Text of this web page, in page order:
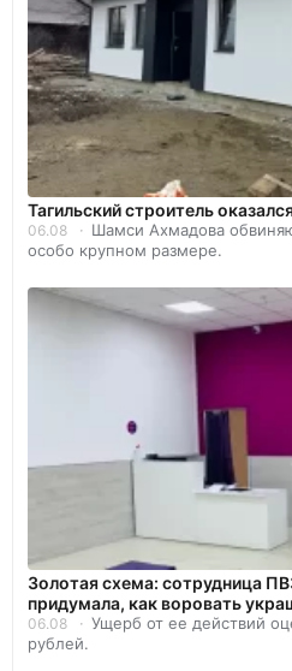
Тагильский строитель
06.08
Шамси Ахмадова
особо крупном размере.
Золотая схема: сотрудница
придумала, как воровать
06.08
Ущерб от ее действий
рублей.